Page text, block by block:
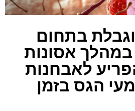
בתחום
אסונות
לאבחנות
הגס בזמן